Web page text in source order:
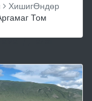
ХишигӨндөр
Том
ДГ алаг